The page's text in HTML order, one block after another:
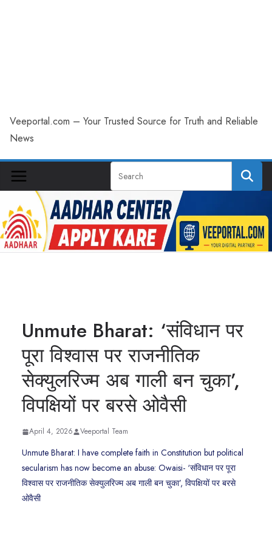
Veeportal.com – Your Trusted Source for Truth and Reliable
News
Unmute Bharat: ‘संविधान पर
पूरा विश्वास पर राजनीतिक
सेक्युलरिज्म अब गाली बन चुका’,
विपक्षियों पर बरसे ओवैसी
April 4, 2026 Veeportal Team
Unmute Bharat: I have complete faith in Constitution but political
secularism has now become an abuse: Owaisi- ‘संविधान पर पूरा
विश्वास पर राजनीतिक सेक्युलरिज्म अब गाली बन चुका’, विपक्षियों पर बरसे
ओवैसी